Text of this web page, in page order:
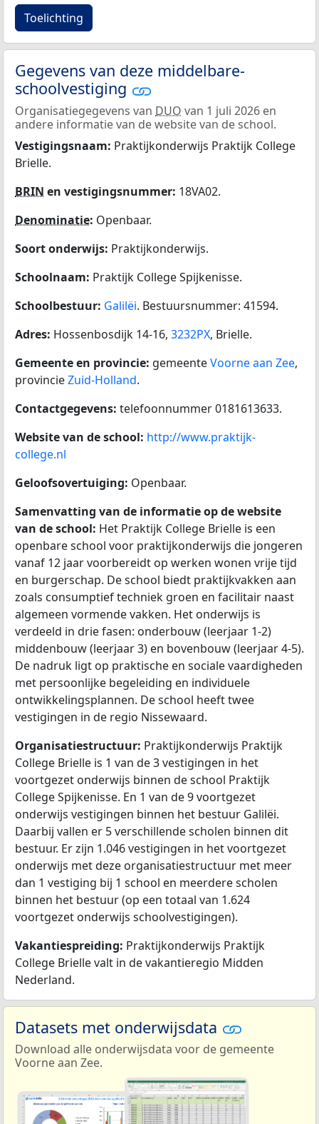
Toelichting
Gegevens van deze middelbare-
schoolvestiging
Organisatiegegevens van DUO van 1 juli 2026 en
andere informatie van de website van de school.
Vestigingsnaam: Praktijkonderwijs Praktijk College
Brielle.
BRIN en vestigingsnummer: 18VA02.
Denominatie: Openbaar.
Soort onderwijs: Praktijkonderwijs.
Schoolnaam: Praktijk College Spijkenisse.
Schoolbestuur: Galilëi. Bestuursnummer: 41594.
Adres: Hossenbosdijk 14-16, 3232PX, Brielle.
Gemeente en provincie: gemeenteVoorne aan Zee,
provincieZuid-Holland.
Contactgegevens: telefoonnummer 0181613633.
Website van de school: http://www.praktijk-
college.nl
Geloofsovertuiging: Openbaar.
Samenvatting van de informatie op de website
van de school: Het Praktijk College Brielle is een
openbare school voor praktijkonderwijs die jongeren
vanaf 12 jaar voorbereidt op werken wonen vrije tijd
en burgerschap. De school biedt praktijkvakken aan
zoals consumptief techniek groen en facilitair naast
algemeen vormende vakken. Het onderwijs is
verdeeld in drie fasen: onderbouw (leerjaar 1-2)
middenbouw (leerjaar 3) en bovenbouw (leerjaar 4-5).
De nadruk ligt op praktische en sociale vaardigheden
met persoonlijke begeleiding en individuele
ontwikkelingsplannen. De school heeft twee
vestigingen in de regio Nissewaard.
Organisatiestructuur: Praktijkonderwijs Praktijk
College Brielle is 1 van de 3 vestigingen in het
voortgezet onderwijs binnen de school Praktijk
College Spijkenisse. En 1 van de 9 voortgezet
onderwijs vestigingen binnen het bestuur Galilëi.
Daarbij vallen er 5 verschillende scholen binnen dit
bestuur. Er zijn 1.046 vestigingen in het voortgezet
onderwijs met deze organisatiestructuur met meer
dan 1 vestiging bij 1 school en meerdere scholen
binnen het bestuur (op een totaal van 1.624
voortgezet onderwijs schoolvestigingen).
Vakantiespreiding: Praktijkonderwijs Praktijk
College Brielle valt in de vakantieregio Midden
Nederland.
Datasets met onderwijsdata
Download alle onderwijsdata voor de gemeente
Voorne aan Zee.